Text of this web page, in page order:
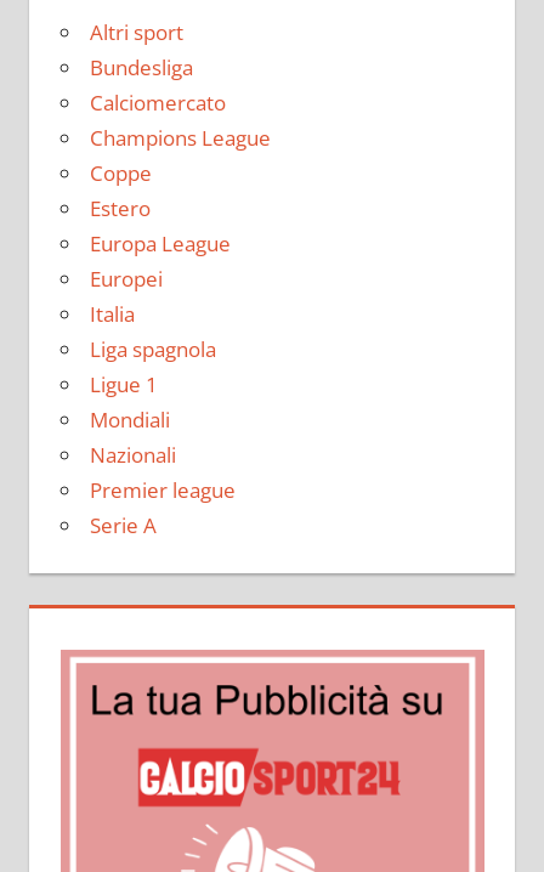
Altri sport
Bundesliga
Calciomercato
Champions League
Coppe
Estero
Europa League
Europei
Italia
Liga spagnola
Ligue 1
Mondiali
Nazionali
Premier league
Serie A